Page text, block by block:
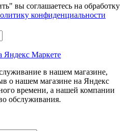
вы соглашаетесь на обработку
конфиденциальности
Яндекс Маркете
в нашем магазине,
о нашем магазине на Яндекс
времени, а нашей компании
обслуживания.